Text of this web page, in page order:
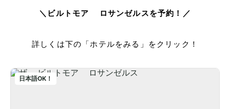
＼ビルトモア ロサンゼルスを予約！／
詳しくは下の「ホテルをみる」をクリック！